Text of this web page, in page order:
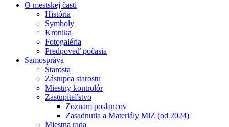
O mestskej časti
História
Symboly
Kronika
Fotogaléria
Predpoveď počasia
Samospráva
Starosta
Zástupca starostu
Miestny kontrolór
Zastupiteľstvo
Zoznam poslancov
Zasadnutia a Materiály MiZ (od 2024)
Miestna rada